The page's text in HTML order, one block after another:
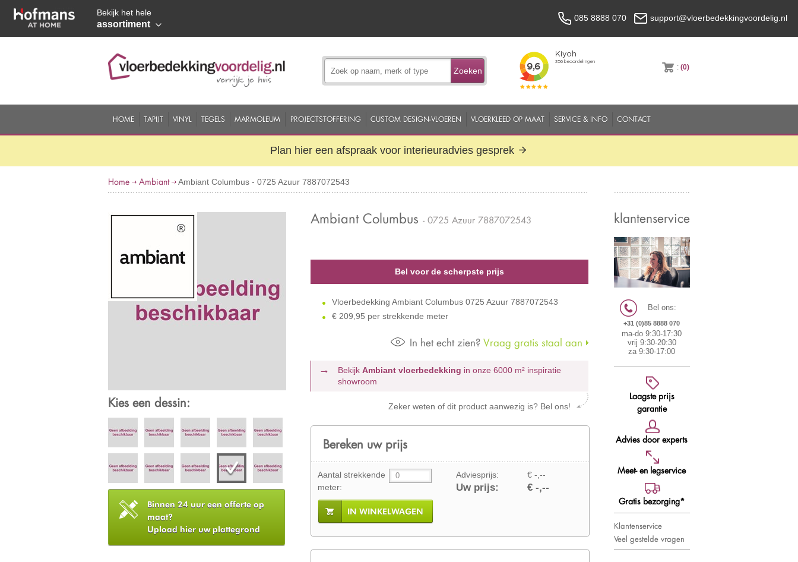
Bekijk het hele
assortiment
085 8888 070 support@vloerbedekkingvoordelig.nl
Zoeken :(0)
HOME TAPIJT VINYL TEGELS MARMOLEUM PROJECTSTOFFERING CUSTOM DESIGN-VLOEREN VLOERKLEED OP MAAT SERVICE & INFO CONTACT
Plan hier een afspraak voor interieuradvies gesprek
Home Ambiant Ambiant Columbus - 0725 Azuur 7887072543
Kies een dessin:
Binnen 24 uur een offerte op
maat?
Upload hier uw plattegrond
Ambiant Columbus - 0725 Azuur 7887072543
Bel voor de scherpste prijs
Vloerbedekking Ambiant Columbus 0725 Azuur 7887072543
€ 209,95 per strekkende meter
In het echt zien? Vraag gratis staal aan
BekijkAmbiant vloerbedekking in onze 6000 m² inspiratie
showroom
Zeker weten of dit product aanwezig is? Bel ons!
Bereken uw prijs
Aantal strekkende
meter:
Adviesprijs: € -,--
Uw prijs: € -,--
IN WINKELWAGEN
klantenservice
Bel ons:
+31 (0)85 8888 070
ma-do 9:30-17:30
vrij 9:30-20:30
za 9:30-17:00
Laagste prijs
garantie
Advies door experts
Meet- en legservice
Gratis bezorging*
Klantenservice
Veel gestelde vragen